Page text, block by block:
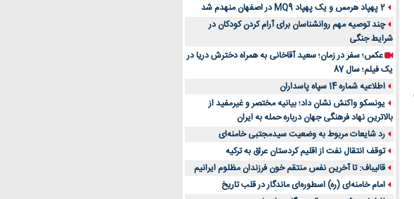
2 پهپاد هرمس و یک پهپاد MQ9 در اصفهان منهدم شد
چند توصیه مهم روانشناسان برای آرام کردن کودکان در
شرایط جنگی
عکس؛ سفر در زمان؛ سعید آقاخانی به همراه دخترش دریا در
یک فیلم؛ سال 87
اطلاعیه شماره 14 سپاه پاسداران
یونسکو واکنش نشان داد؛ بیانیه مختصر و غیرمفید از
بالاترین نهاد فرهنگی جهان درباره حمله به ایران
رد شایعات مربوط به وضعیت سیدمجتبی خامنه‌ای
توقف انتقال نفت از اقلیم کردستان عراق به ترکیه
قالیباف: تا آخرین نفس منتقم خون فرزندان مظلوم ایرانیم
امام خامنه‌ای (ره) اسطوره‌ای ماندگار در قلب تاریخ